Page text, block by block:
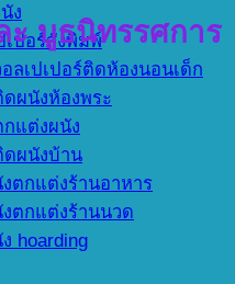
ง
เปอร์สั่งพิมพ์
ลเปเปอร์ติดห้องนอนเด็ก
ผนังห้องพระ
แต่งผนัง
ดผนังบ้าน
ตกแต่งร้านอาหาร
ตกแต่งร้านนวด
hoarding
ะ บูธนิทรรศการ